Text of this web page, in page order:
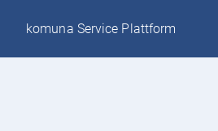
komuna Service Plattform